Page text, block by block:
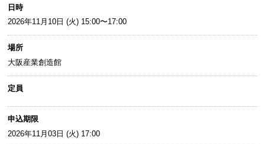
日時
2026年11月10日 (火) 15:00〜17:00
場所
大阪産業創造館
定員
申込期限
2026年11月03日 (火) 17:00